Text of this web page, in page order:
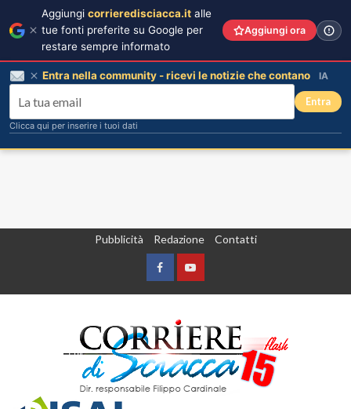
Pubblicità Redazione Contatti
FacebookYountube
Aggiungi corrieredisciacca.it alle
tue fonti preferite su Google per
restare sempre informato
Aggiungi ora
Entra nella community - ricevi le notizie che contano IA
Entra
Clicca qui per inserire i tuoi dati